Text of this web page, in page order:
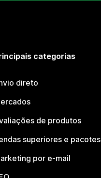
categorias
direto
de produtos
superiores e pacotes
por e-mail